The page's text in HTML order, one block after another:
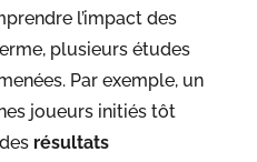
l’impact des
plusieurs études
Par exemple, un
joueurs initiés tôt
résultats